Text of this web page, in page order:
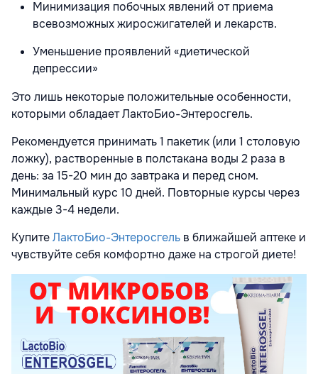
Минимизация побочных явлений от приема
всевозможных жиросжигателей и лекарств.
Уменьшение проявлений «диетической
депрессии»
Это лишь некоторые положительные особенности,
которыми обладает ЛактоБио-Энтеросгель.
Рекомендуется принимать 1 пакетик (или 1 столовую
ложку), растворенные в полстакана воды 2 раза в
день: за 15-20 мин до завтрака и перед сном.
Минимальный курс 10 дней. Повторные курсы через
каждые 3-4 недели.
КупитеЛактоБио-Энтеросгель в ближайшей аптеке и
чувствуйте себя комфортно даже на строгой диете!